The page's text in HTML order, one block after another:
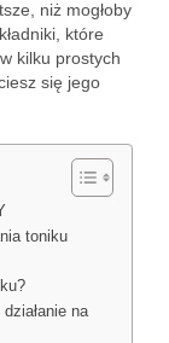
niż mogłoby
które
kilku prostych
się jego
toniku
na